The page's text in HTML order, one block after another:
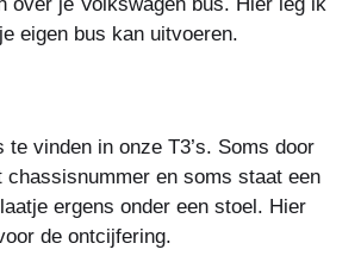
eigen bus kan uitvoeren.
te vinden in onze T3’s. Soms door
chassisnummer en soms staat een
ergens onder een stoel. Hier
de ontcijfering.